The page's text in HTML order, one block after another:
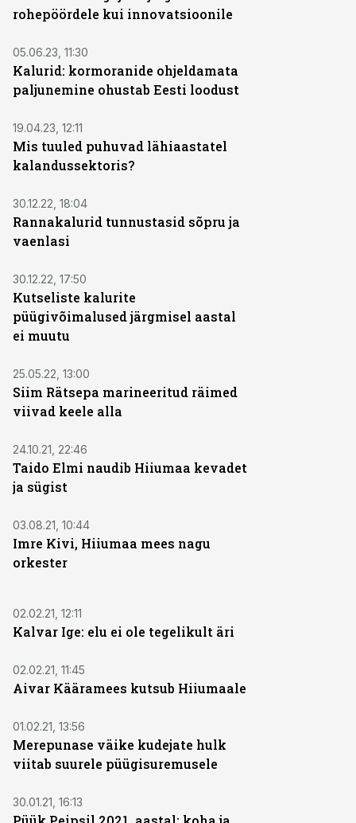
rohepöördele kui innovatsioonile
05.06.23, 11:30
Kalurid: kormoranide ohjeldamata
paljunemine ohustab Eesti loodust
19.04.23, 12:11
Mis tuuled puhuvad lähiaastatel
kalandussektoris?
30.12.22, 18:04
Rannakalurid tunnustasid sõpru ja
vaenlasi
30.12.22, 17:50
Kutseliste kalurite
püügivõimalused järgmisel aastal
ei muutu
25.05.22, 13:00
Siim Rätsepa marineeritud räimed
viivad keele alla
24.10.21, 22:46
Taido Elmi naudib Hiiumaa kevadet
ja sügist
03.08.21, 10:44
Imre Kivi, Hiiumaa mees nagu
orkester
02.02.21, 12:11
Kalvar Ige: elu ei ole tegelikult äri
02.02.21, 11:45
Aivar Kääramees kutsub Hiiumaale
01.02.21, 13:56
Merepunase väike kudejate hulk
viitab suurele püügisuremusele
30.01.21, 16:13